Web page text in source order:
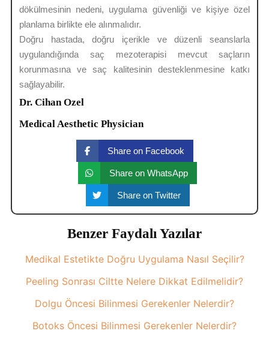
dökülmesinin nedeni, uygulama güvenliği ve kişiye özel
planlama birlikte ele alınmalıdır.
Doğru hastada, doğru içerikle ve düzenli seanslarla
uygulandığında saç mezoterapisi mevcut saçların
korunmasına ve saç kalitesinin desteklenmesine katkı
sağlayabilir.
Dr. Cihan Ozel
Medical Aesthetic Physician
Share on Facebook
Share on WhatsApp
Share on Twitter
Benzer Faydalı Yazılar
Medikal Estetikte Doğru Uygulama Nasıl Seçilir?
Peeling Sonrası Ciltte Nelere Dikkat Edilmelidir?
Dolgu Öncesi Bilinmesi Gerekenler Nelerdir?
Botoks Öncesi Bilinmesi Gerekenler Nelerdir?